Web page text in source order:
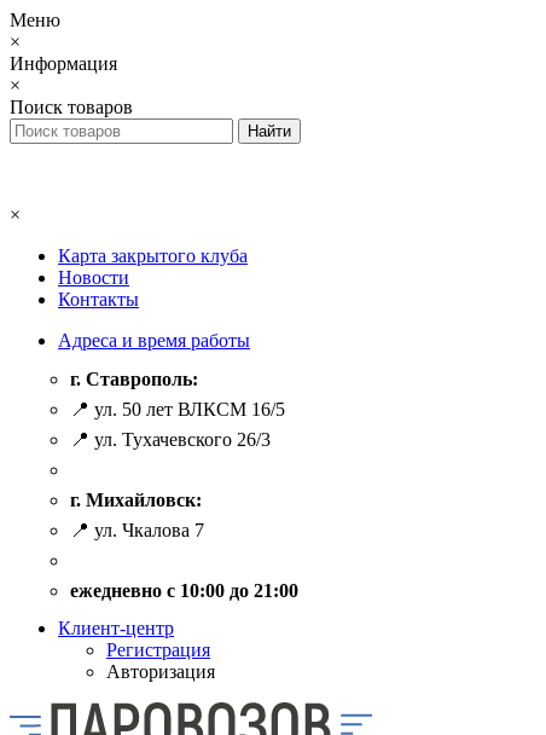
Меню
×
Информация
×
Поиск товаров
×
Карта закрытого клуба
Новости
Контакты
Адреса и время работы
г. Ставрополь:
📍 ул. 50 лет ВЛКСМ 16/5
📍 ул. Тухачевского 26/3
г. Михайловск:
📍 ул. Чкалова 7
ежедневно с 10:00 до 21:00
Клиент-центр
Регистрация
Авторизация